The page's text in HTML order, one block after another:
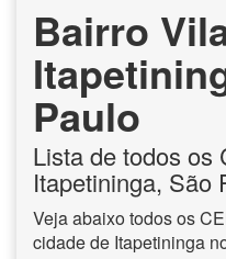
Bairro
Paulo
Lista de todos os
Itapetininga, São
Veja abaixo todos os
cidade de Itapetininga